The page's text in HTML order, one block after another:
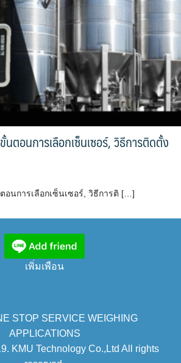
นตอนการเลือกเซ็นเซอร์, วิธีการติดตั้ง
อนการเลือกเซ็นเซอร์, วิธีการติ […]
เพิ่มเพือน
STOP SERVICE WEIGHING
APPLICATIONS
KMU Technology Co.,Ltd All rights